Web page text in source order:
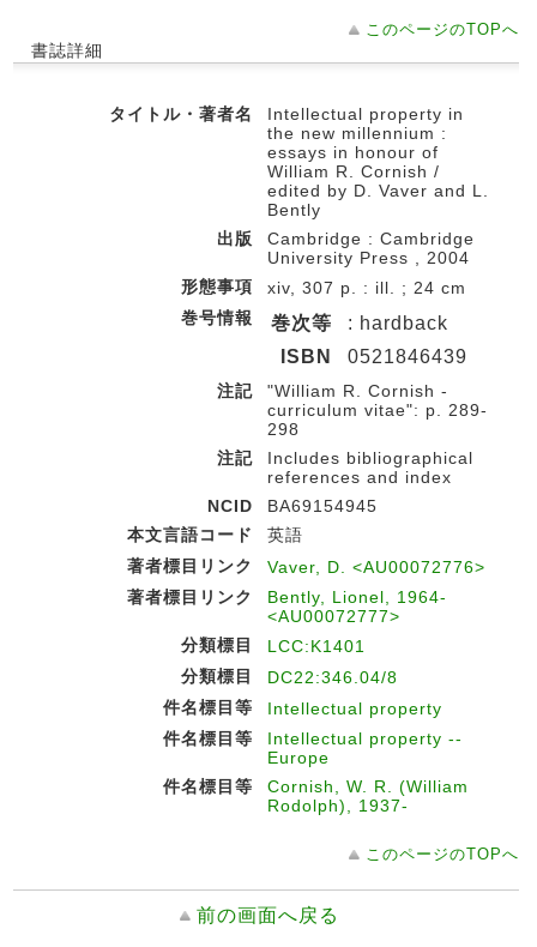
このページのTOPへ
書誌詳細
タイトル・著者名
Intellectual property in
the new millennium :
essays in honour of
William R. Cornish /
edited by D. Vaver and L.
Bently
出版
Cambridge : Cambridge
University Press , 2004
形態事項
xiv, 307 p. : ill. ; 24 cm
巻号情報
巻次等
: hardback
ISBN
0521846439
注記
"William R. Cornish -
curriculum vitae": p. 289-
298
注記
Includes bibliographical
references and index
NCID
BA69154945
本文言語コード
英語
著者標目リンク
Vaver, D. <AU00072776>
著者標目リンク
Bently, Lionel, 1964-
<AU00072777>
分類標目
LCC:K1401
分類標目
DC22:346.04/8
件名標目等
Intellectual property
件名標目等
Intellectual property --
Europe
件名標目等
Cornish, W. R. (William
Rodolph), 1937-
このページのTOPへ
前の画面へ戻る